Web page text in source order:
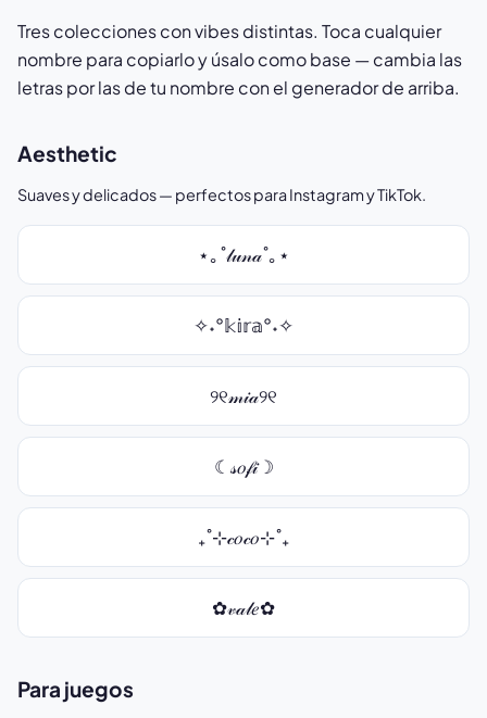
Tres colecciones con vibes distintas. Toca cualquier
nombre para copiarlo y úsalo como base — cambia las
letras por las de tu nombre con el generador de arriba.
Aesthetic
Suaves y delicados — perfectos para Instagram y TikTok.
⋆｡˚𝓁𝓊𝓃𝒶˚｡⋆
✧˖°𝕜𝕚𝕣𝕒°˖✧
୨୧𝓂𝒾𝒶୨୧
☾𝓈𝑜𝒻𝒾☽
₊˚⊹𝒸𝑜𝒸𝑜⊹˚₊
✿𝓋𝒶𝓁𝑒✿
Para juegos